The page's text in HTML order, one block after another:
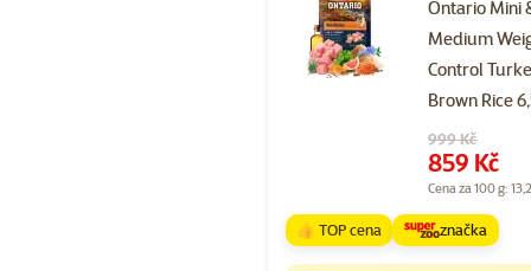
Ontario Mini
Medium
Control
Brown Rice
Původní cena
999 Kč
Cena
859 Kč
Cena za 100 g:
👍 TOP cena značka